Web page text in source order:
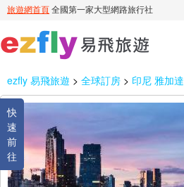
ezfly 易飛旅遊 > 全球訂房 > 印尼 雅加達
快
速
前
往